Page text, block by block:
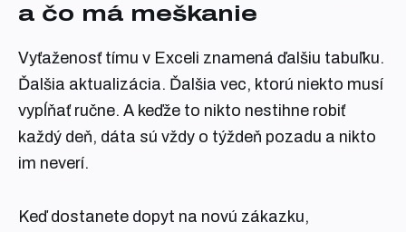
a čo má meškanie
Vyťaženosť tímu v Exceli znamená ďalšiu tabuľku.
Ďalšia aktualizácia. Ďalšia vec, ktorú niekto musí
vypĺňať ručne. A keďže to nikto nestihne robiť
každý deň, dáta sú vždy o týždeň pozadu a nikto
im neverí.
Keď dostanete dopyt na novú zákazku,